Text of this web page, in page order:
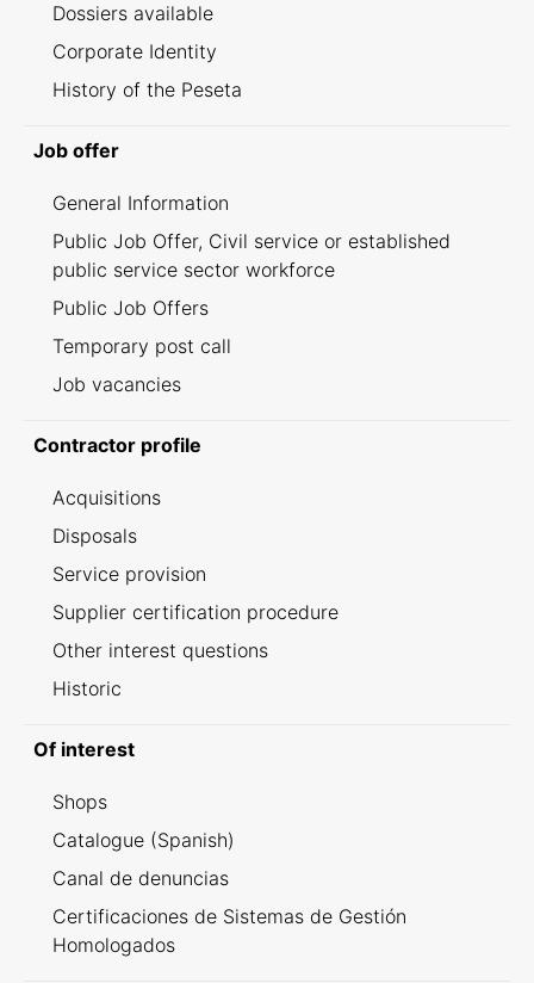
Dossiers available
Corporate Identity
History of the Peseta
Job offer
General Information
Public Job Offer, Civil service or established
public service sector workforce
Public Job Offers
Temporary post call
Job vacancies
Contractor profile
Acquisitions
Disposals
Service provision
Supplier certification procedure
Other interest questions
Historic
Of interest
Shops
Catalogue (Spanish)
Canal de denuncias
Certificaciones de Sistemas de Gestión
Homologados